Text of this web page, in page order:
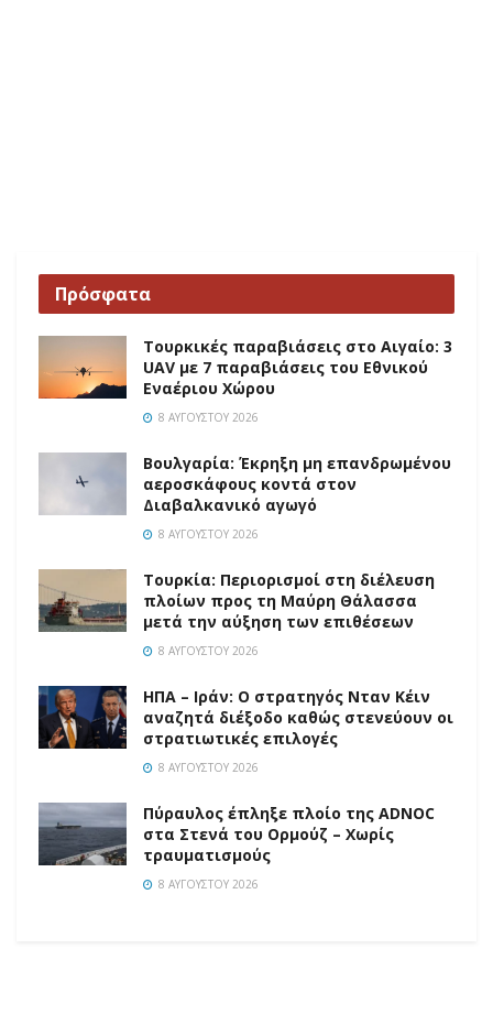
Πρόσφατα
Τουρκικές παραβιάσεις στο Αιγαίο: 3
UAV με 7 παραβιάσεις του Εθνικού
Εναέριου Χώρου
8 ΑΥΓΟΎΣΤΟΥ 2026
Βουλγαρία: Έκρηξη μη επανδρωμένου
αεροσκάφους κοντά στον
Διαβαλκανικό αγωγό
8 ΑΥΓΟΎΣΤΟΥ 2026
Τουρκία: Περιορισμοί στη διέλευση
πλοίων προς τη Μαύρη Θάλασσα
μετά την αύξηση των επιθέσεων
8 ΑΥΓΟΎΣΤΟΥ 2026
ΗΠΑ – Ιράν: Ο στρατηγός Νταν Κέιν
αναζητά διέξοδο καθώς στενεύουν οι
στρατιωτικές επιλογές
8 ΑΥΓΟΎΣΤΟΥ 2026
Πύραυλος έπληξε πλοίο της ADNOC
στα Στενά του Ορμούζ – Χωρίς
τραυματισμούς
8 ΑΥΓΟΎΣΤΟΥ 2026